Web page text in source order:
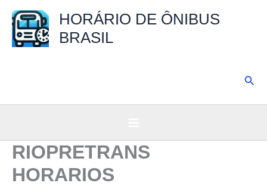
para
HORÁRIO DE ÔNIBUS
BRASIL
RIOPRETRANS
HORARIOS